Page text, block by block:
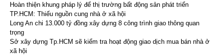
Hoàn thiện khung pháp lý để thị trường bất động sản phát triển
TP.HCM: Thiếu nguồn cung nhà ở xã hội
Long An chi 13.000 tỷ đồng xây dựng 8 công trình giao thông quan
trọng
Sở xây dựng Tp.HCM sẽ kiểm tra hoạt động giao dịch mua bán nhà ở
xã hội